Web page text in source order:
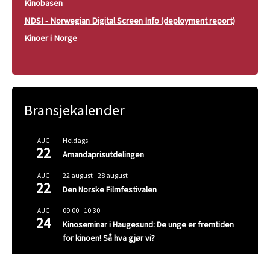
Kinobasen
NDSI - Norwegian Digital Screen Info (deployment report)
Kinoer i Norge
Bransjekalender
AUG
22
Heldags
Amandaprisutdelingen
AUG
22
22 august-28 august
Den Norske Filmfestivalen
AUG
24
09:00- 10:30
Kinoseminar i Haugesund: De unge er fremtiden
for kinoen! Så hva gjør vi?